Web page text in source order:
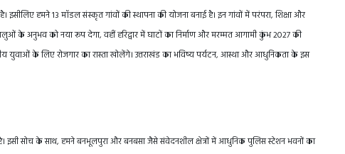
इसीलिए हमने 13 मॉडल संस्कृत गांवों की स्थापना की योजना बनाई है। इन गांवों में परंपरा, शिक्षा और
के अनुभव को नया रूप देगा, वहीं हरिद्वार में घाटों का निर्माण और मरम्मत आगामी कुंभ 2027 की
युवाओं के लिए रोजगार का रास्ता खोलेंगे। उत्तराखंड का भविष्य पर्यटन, आस्था और आधुनिकता के इस
है। इसी सोच के साथ, हमने बनभूलपुरा और बनबसा जैसे संवेदनशील क्षेत्रों में आधुनिक पुलिस स्टेशन भवनों का